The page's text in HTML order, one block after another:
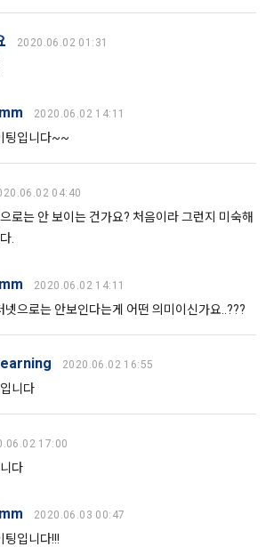
인정보보호)
인정보보호를 위하여 노력해야 한다. "회
에 관해서는 정보통신망이용촉진 및 정보보
준칙)
않은 준칙에 대해서는 정보통신망이용촉진
한 법률 등 관계 법령에 따른다.
10월 31일
월 7일
2020.06.02 01:31
2020.06.02 14:11
팅입니다~~
04:40
로는 안 보이는 건가요? 처음이라 그런지 미숙해
.
2020.06.02 14:11
넷으로는 안보인다는게 어떤 의미이신가요..???
2020.06.02 16:55
니다
17:00
다
2020.06.03 00:47
팅입니다!!!